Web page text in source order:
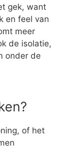
gek, want
en feel van
meer
de isolatie,
onder de
of het